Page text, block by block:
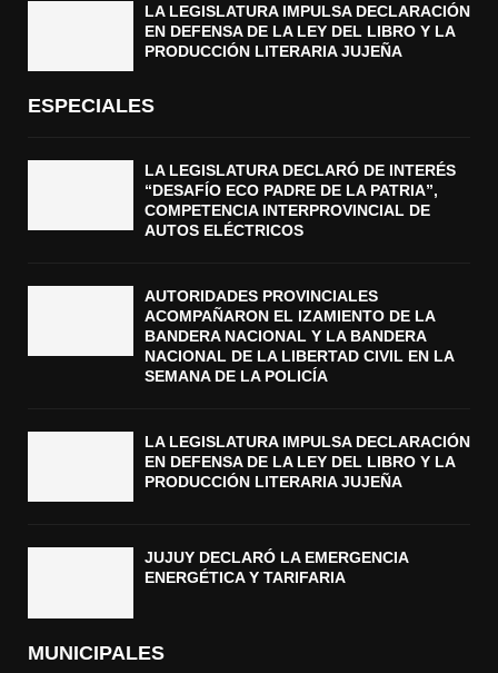
LA LEGISLATURA IMPULSA DECLARACIÓN
EN DEFENSA DE LA LEY DEL LIBRO Y LA
PRODUCCIÓN LITERARIA JUJEÑA
ESPECIALES
LA LEGISLATURA DECLARÓ DE INTERÉS
“DESAFÍO ECO PADRE DE LA PATRIA”,
COMPETENCIA INTERPROVINCIAL DE
AUTOS ELÉCTRICOS
AUTORIDADES PROVINCIALES
ACOMPAÑARON EL IZAMIENTO DE LA
BANDERA NACIONAL Y LA BANDERA
NACIONAL DE LA LIBERTAD CIVIL EN LA
SEMANA DE LA POLICÍA
LA LEGISLATURA IMPULSA DECLARACIÓN
EN DEFENSA DE LA LEY DEL LIBRO Y LA
PRODUCCIÓN LITERARIA JUJEÑA
JUJUY DECLARÓ LA EMERGENCIA
ENERGÉTICA Y TARIFARIA
MUNICIPALES